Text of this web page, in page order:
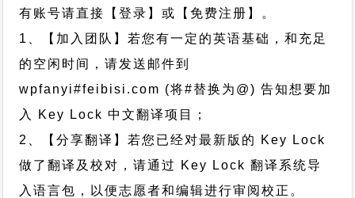
有账号请直接【登录】或【免费注册】。
1、【加入团队】若您有一定的英语基础，和充足
的空闲时间，请发送邮件到
wpfanyi#feibisi.com (将#替换为@) 告知想要加
入 Key Lock 中文翻译项目；
2、【分享翻译】若您已经对最新版的 Key Lock
做了翻译及校对，请通过 Key Lock 翻译系统导
入语言包，以便志愿者和编辑进行审阅校正。